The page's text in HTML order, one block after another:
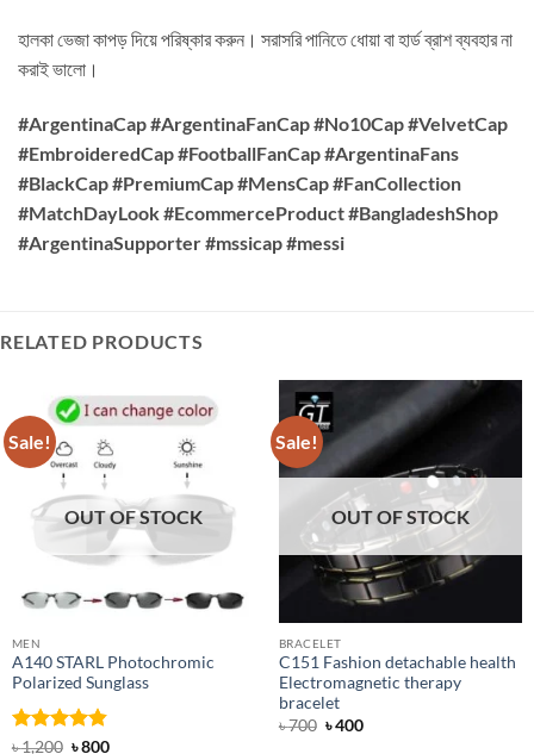
হালকা ভেজা কাপড় দিয়ে পরিষ্কার করুন। সরাসরি পানিতে ধোয়া বা হার্ড ব্রাশ ব্যবহার না
করাই ভালো।
#ArgentinaCap #ArgentinaFanCap #No10Cap #VelvetCap
#EmbroideredCap #FootballFanCap #ArgentinaFans
#BlackCap #PremiumCap #MensCap #FanCollection
#MatchDayLook #EcommerceProduct #BangladeshShop
#ArgentinaSupporter #mssicap #messi
RELATED PRODUCTS
Sale!
OUT OF STOCK
MEN
A140 STARL Photochromic
Polarized Sunglass
Rated 4.83
৳1,200 Original
৳800Current
Sale!
OUT OF STOCK
BRACELET
C151 Fashion detachable health
Electromagnetic therapy
bracelet
৳700 Original
৳400Current